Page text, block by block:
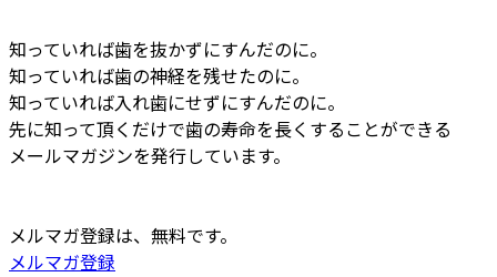
知っていれば歯を抜かずにすんだのに。
知っていれば歯の神経を残せたのに。
知っていれば入れ歯にせずにすんだのに。
先に知って頂くだけで歯の寿命を長くすることができる
メールマガジンを発行しています。
メルマガ登録は、無料です。
メルマガ登録